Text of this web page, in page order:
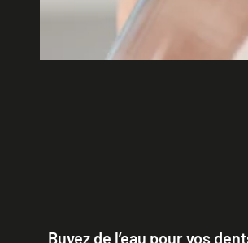
Buvez de l’eau pour vos